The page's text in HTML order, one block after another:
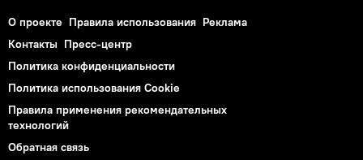
О проекте Правила использования Реклама
Контакты Пресс-центр
Политика конфиденциальности
Политика использования Cookie
Правила применения рекомендательных
технологий
Обратная связь